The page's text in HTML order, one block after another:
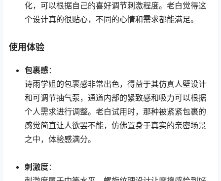
化，可以根据自己的喜好调节刺激程度。老白觉得这
个设计真的很贴心，不同的心情和需求都能满足。
使用体验
包裹感：
诗雨学姐的包裹感非常出色，得益于其仿真人壁设计
和可调节抽气泵，通道内部的紧致感和吸力可以根据
个人需求进行调整。老白试用时，那种被紧紧包裹的
感觉简直让人欲罢不能，仿佛置身于真实的亲密场景
之中，体验感满分。
刺激度：